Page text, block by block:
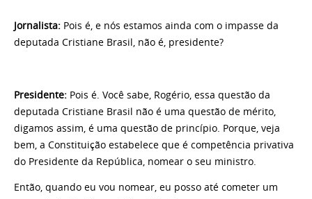
Jornalista: Pois é, e nós estamos ainda com o impasse da
deputada Cristiane Brasil, não é, presidente?
Presidente: Pois é. Você sabe, Rogério, essa questão da
deputada Cristiane Brasil não é uma questão de mérito,
digamos assim, é uma questão de princípio. Porque, veja
bem, a Constituição estabelece que é competência privativa
do Presidente da República, nomear o seu ministro.
Então, quando eu vou nomear, eu posso até cometer um